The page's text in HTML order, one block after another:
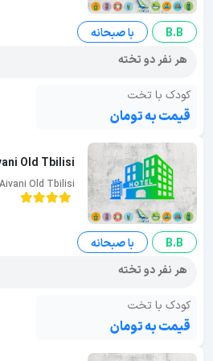
B.B
با صبحانه
هر نفر دو تخته
کودک با تخت
قیمت به تومان
Old Tbilisi
Old Tbilisi
B.B
با صبحانه
هر نفر دو تخته
کودک با تخت
قیمت به تومان